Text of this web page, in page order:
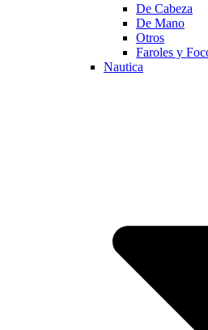
De Cabeza
De Mano
Otros
Faroles y
Nautica